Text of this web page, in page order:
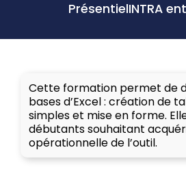
PrésentielINTRA
Cette formation permet de
bases d’Excel : création de
simples et mise en forme.
débutants souhaitant
opérationnelle de l’outil.